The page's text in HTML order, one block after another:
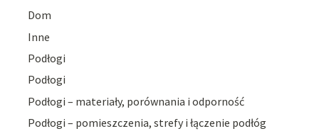
Dom
Inne
Podłogi
Podłogi
Podłogi – materiały, porównania i odporność
Podłogi – pomieszczenia, strefy i łączenie podłóg